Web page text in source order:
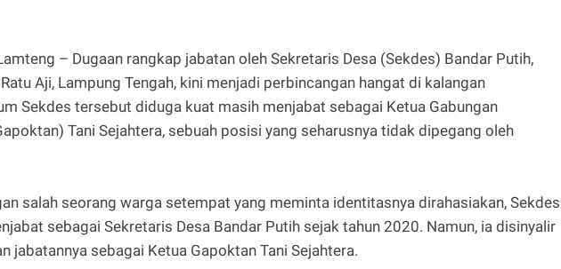
– Dugaan rangkap jabatan oleh Sekretaris Desa (Sekdes) Bandar Putih,
Aji, Lampung Tengah, kini menjadi perbincangan hangat di kalangan
Sekdes tersebut diduga kuat masih menjabat sebagai Ketua Gabungan
Tani Sejahtera, sebuah posisi yang seharusnya tidak dipegang oleh
salah seorang warga setempat yang meminta identitasnya dirahasiakan, Sekdes
sebagai Sekretaris Desa Bandar Putih sejak tahun 2020. Namun, ia disinyalir
jabatannya sebagai Ketua Gapoktan Tani Sejahtera.